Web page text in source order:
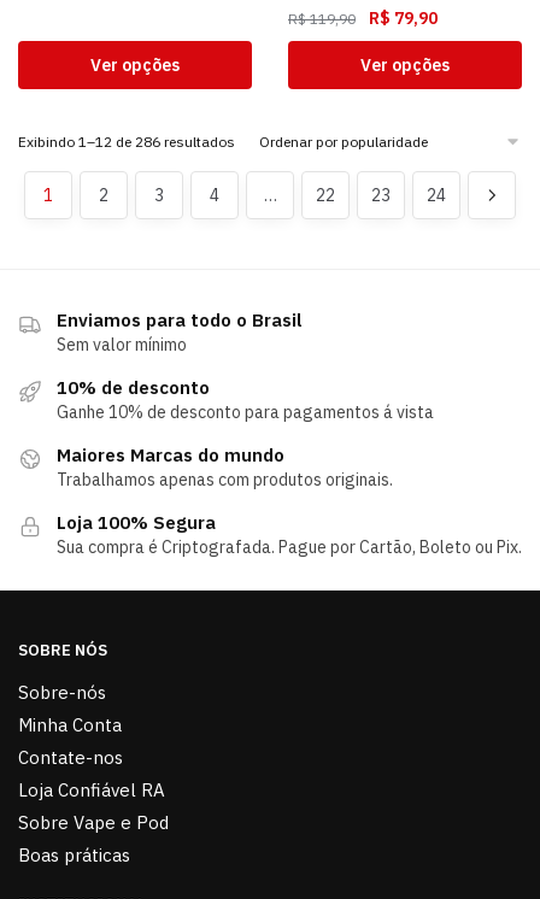
Ver opções
R$119,90 R$ 79,90
Ver opções
Exibindo 1–12 de 286 resultados
1 2 3 4 … 22 23 24
Enviamos para todo o Brasil
Sem valor mínimo
10% de desconto
Ganhe 10% de desconto para pagamentos á vista
Maiores Marcas do mundo
Trabalhamos apenas com produtos originais.
Loja 100% Segura
Sua compra é Criptografada. Pague por Cartão, Boleto ou Pix.
SOBRE NÓS
Sobre-nós
Minha Conta
Contate-nos
Loja Confiável RA
Sobre Vape e Pod
Boas práticas